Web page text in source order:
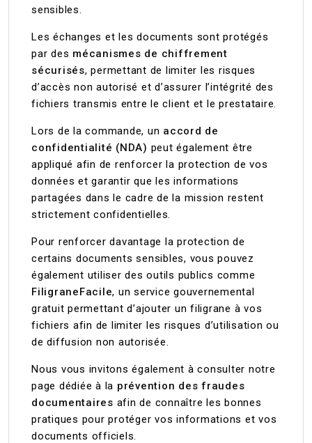
sensibles.
Les échanges et les documents sont protégés
par des mécanismes de chiffrement
sécurisés, permettant de limiter les risques
d’accès non autorisé et d’assurer l’intégrité des
fichiers transmis entre le client et le prestataire.
Lors de la commande, un accord de
confidentialité (NDA) peut également être
appliqué afin de renforcer la protection de vos
données et garantir que les informations
partagées dans le cadre de la mission restent
strictement confidentielles.
Pour renforcer davantage la protection de
certains documents sensibles, vous pouvez
également utiliser des outils publics comme
FiligraneFacile, un service gouvernemental
gratuit permettant d’ajouter un filigrane à vos
fichiers afin de limiter les risques d’utilisation ou
de diffusion non autorisée.
Nous vous invitons également à consulter notre
page dédiée à la prévention des fraudes
documentaires afin de connaître les bonnes
pratiques pour protéger vos informations et vos
documents officiels.